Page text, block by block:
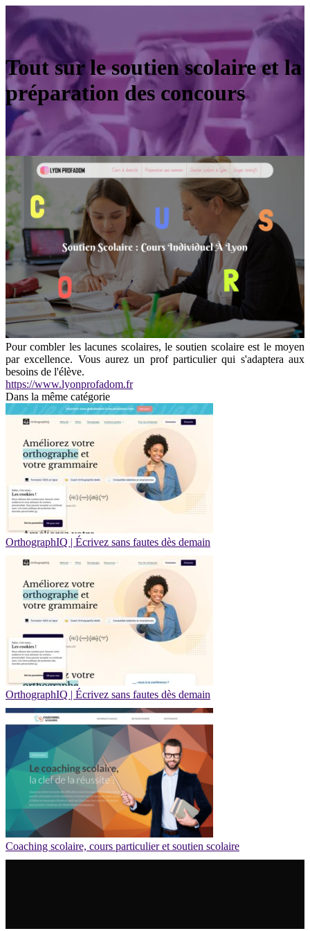
Tout sur le soutien scolaire et la
préparation des concours
Pour combler les lacunes scolaires, le soutien scolaire est le moyen
par excellence. Vous aurez un prof particulier qui s'adaptera aux
besoins de l'élève.
https://www.lyonprofadom.fr
Dans la même catégorie
OrthographIQ | Écrivez sans fautes dès demain
OrthographIQ | Écrivez sans fautes dès demain
Coaching scolaire, cours particulier et soutien scolaire